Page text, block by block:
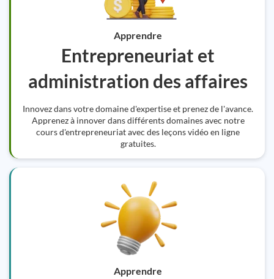
Apprendre
Entrepreneuriat et
administration des affaires
Innovez dans votre domaine d'expertise et prenez de l'avance.
Apprenez à innover dans différents domaines avec notre
cours d'entrepreneuriat avec des leçons vidéo en ligne
gratuites.
Apprendre